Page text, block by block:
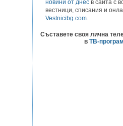
новини от днес в сайта с
вестници, списания и
Vestnicibg.com.
Съставете своя лична
в ТВ-